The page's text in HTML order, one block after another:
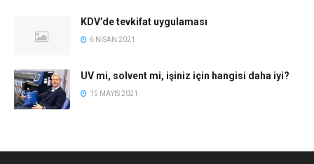
KDV’de tevkifat uygulaması
6 NISAN 2021
UV mi, solvent mi, işiniz için hangisi daha iyi?
15 MAYIS 2021